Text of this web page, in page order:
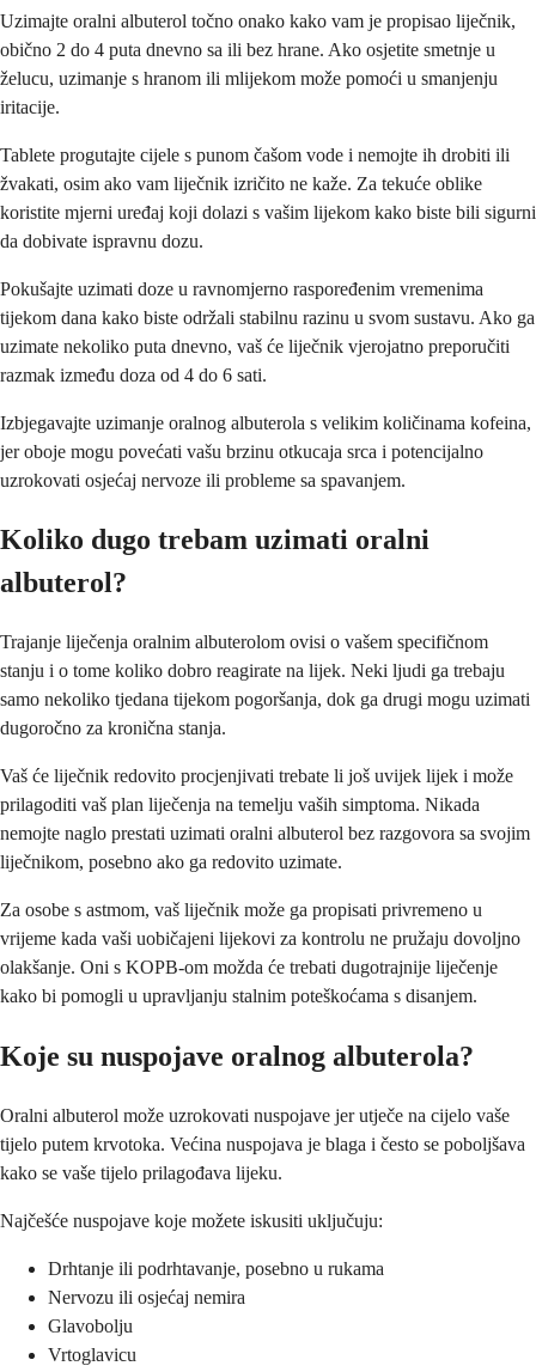
Uzimajte oralni albuterol točno onako kako vam je propisao liječnik,
obično 2 do 4 puta dnevno sa ili bez hrane. Ako osjetite smetnje u
želucu, uzimanje s hranom ili mlijekom može pomoći u smanjenju
iritacije.
Tablete progutajte cijele s punom čašom vode i nemojte ih drobiti ili
žvakati, osim ako vam liječnik izričito ne kaže. Za tekuće oblike
koristite mjerni uređaj koji dolazi s vašim lijekom kako biste bili sigurni
da dobivate ispravnu dozu.
Pokušajte uzimati doze u ravnomjerno raspoređenim vremenima
tijekom dana kako biste održali stabilnu razinu u svom sustavu. Ako ga
uzimate nekoliko puta dnevno, vaš će liječnik vjerojatno preporučiti
razmak između doza od 4 do 6 sati.
Izbjegavajte uzimanje oralnog albuterola s velikim količinama kofeina,
jer oboje mogu povećati vašu brzinu otkucaja srca i potencijalno
uzrokovati osjećaj nervoze ili probleme sa spavanjem.
Koliko dugo trebam uzimati oralni
albuterol?
Trajanje liječenja oralnim albuterolom ovisi o vašem specifičnom
stanju i o tome koliko dobro reagirate na lijek. Neki ljudi ga trebaju
samo nekoliko tjedana tijekom pogoršanja, dok ga drugi mogu uzimati
dugoročno za kronična stanja.
Vaš će liječnik redovito procjenjivati trebate li još uvijek lijek i može
prilagoditi vaš plan liječenja na temelju vaših simptoma. Nikada
nemojte naglo prestati uzimati oralni albuterol bez razgovora sa svojim
liječnikom, posebno ako ga redovito uzimate.
Za osobe s astmom, vaš liječnik može ga propisati privremeno u
vrijeme kada vaši uobičajeni lijekovi za kontrolu ne pružaju dovoljno
olakšanje. Oni s KOPB-om možda će trebati dugotrajnije liječenje
kako bi pomogli u upravljanju stalnim poteškoćama s disanjem.
Koje su nuspojave oralnog albuterola?
Oralni albuterol može uzrokovati nuspojave jer utječe na cijelo vaše
tijelo putem krvotoka. Većina nuspojava je blaga i često se poboljšava
kako se vaše tijelo prilagođava lijeku.
Najčešće nuspojave koje možete iskusiti uključuju:
Drhtanje ili podrhtavanje, posebno u rukama
Nervozu ili osjećaj nemira
Glavobolju
Vrtoglavicu